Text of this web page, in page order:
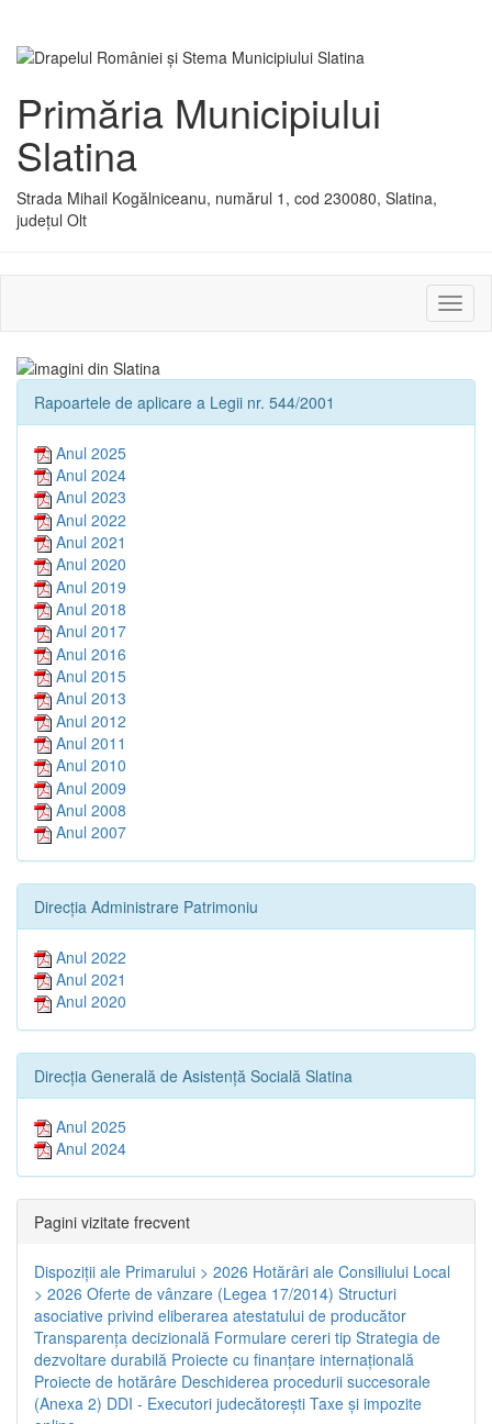
Primăria Municipiului
Slatina
Strada Mihail Kogălniceanu, numărul 1, cod 230080, Slatina,
județul Olt
sau
Rapoartele de aplicare a Legii nr. 544/2001
Anul 2025
Anul 2024
Anul 2023
Anul 2022
Anul 2021
Anul 2020
Anul 2019
Anul 2018
Anul 2017
Anul 2016
Anul 2015
Anul 2013
Anul 2012
Anul 2011
Anul 2010
Anul 2009
Anul 2008
Anul 2007
Direcția Administrare Patrimoniu
Anul 2022
Anul 2021
Anul 2020
Direcția Generală de Asistență Socială Slatina
Anul 2025
Anul 2024
Pagini vizitate frecvent
Dispoziţii ale Primarului > 2026 Hotărâri ale Consiliului Local
> 2026 Oferte de vânzare (Legea 17/2014) Structuri
asociative privind eliberarea atestatului de producător
Transparenţa decizională Formulare cereri tip Strategia de
dezvoltare durabilă Proiecte cu finanţare internaţională
Proiecte de hotărâre Deschiderea procedurii succesorale
(Anexa 2) DDI - Executori judecătorești Taxe şi impozite